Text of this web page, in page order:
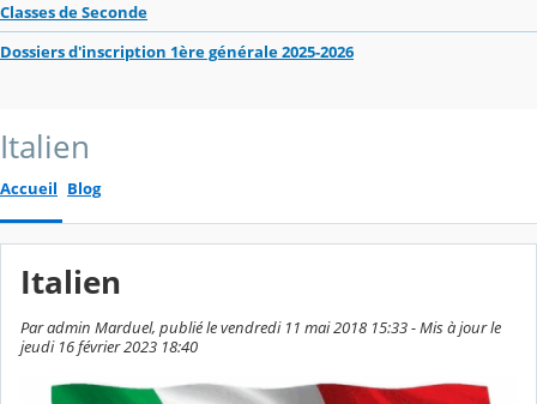
Classes de Seconde
Dossiers d'inscription 1ère générale 2025-2026
Italien
Accueil Blog
Italien
Par admin Marduel, publié le vendredi 11 mai 2018 15:33 - Mis à jour le
jeudi 16 février 2023 18:40